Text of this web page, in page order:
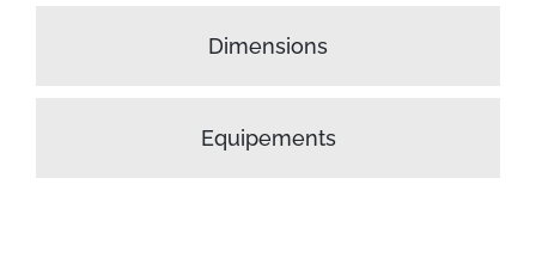
Dimensions
Equipements